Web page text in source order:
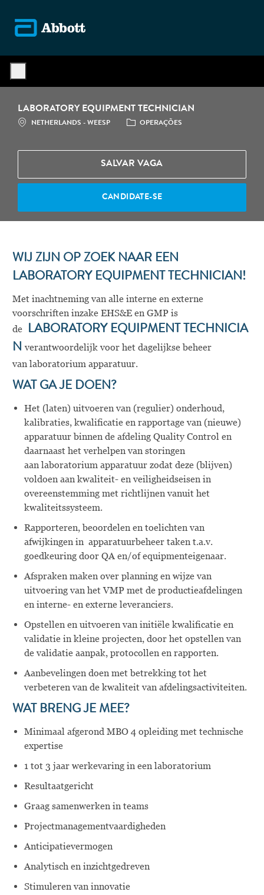
LABORATORY EQUIPMENT TECHNICIAN
LOCALIZAÇÃO
NETHERLANDS - WEESP CATEGORIA
OPERAÇÕES
SALVAR VAGA
CANDIDATE-SE
WIJ ZIJN OP ZOEK NAAR EEN
LABORATORY EQUIPMENT TECHNICIAN!
Met inachtneming van alle interne en externe
voorschriften inzake EHS&E en GMP is
de LABORATORY EQUIPMENT TECHNICIA
N verantwoordelijk voor het dagelijkse beheer
van laboratorium apparatuur.
WAT GA JE DOEN?
Het (laten) uitvoeren van (regulier) onderhoud,
kalibraties, kwalificatie en rapportage van (nieuwe)
apparatuur binnen de afdeling Quality Control en
daarnaast het verhelpen van storingen
aan laboratorium apparatuur zodat deze (blijven)
voldoen aan kwaliteit- en veiligheidseisen in
overeenstemming met richtlijnen vanuit het
kwaliteitssysteem.
Rapporteren, beoordelen en toelichten van
afwijkingen in apparatuurbeheer taken t.a.v.
goedkeuring door QA en/of equipmenteigenaar.
Afspraken maken over planning en wijze van
uitvoering van het VMP met de productieafdelingen
en interne- en externe leveranciers.
Opstellen en uitvoeren van initiële kwalificatie en
validatie in kleine projecten, door het opstellen van
de validatie aanpak, protocollen en rapporten.
Aanbevelingen doen met betrekking tot het
verbeteren van de kwaliteit van afdelingsactiviteiten.
WAT BRENG JE MEE?
Minimaal afgerond MBO 4 opleiding met technische
expertise
1 tot 3 jaar werkevaring in een laboratorium
Resultaatgericht
Graag samenwerken in teams
Projectmanagementvaardigheden
Anticipatievermogen
Analytisch en inzichtgedreven
Stimuleren van innovatie